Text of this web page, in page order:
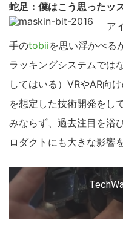
蛇足：僕はこう思ったッ
ア
手のtobiiを思い浮かべる
ラッキングシステムでは
してはいる）VRやAR向
を想定した技術開発をし
みならず、過去注目を浴
ロダクトにも大きな影響